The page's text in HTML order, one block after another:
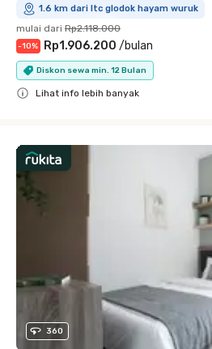
1.6 km dari ltc glodok hayam wuruk
mulai dari Rp2.118.000
-10% Rp1.906.200 /bulan
Diskon sewa min. 12 Bulan
Lihat info lebih banyak
360